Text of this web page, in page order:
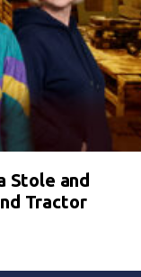
Stole and
Tractor